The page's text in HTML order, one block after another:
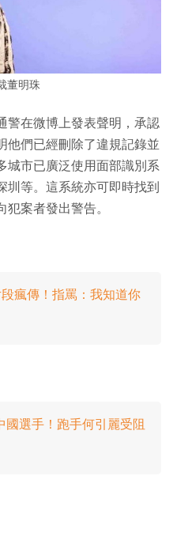
董明珠
警在微博上發表聲明，承認
他們已經刪除了違規記錄並
城市已廣泛使用面部識別系
圳等。這系統亦可即時找到
案者發出警告。
瘋傳！指罵：我知道你
國選手！跑手何引麗受阻